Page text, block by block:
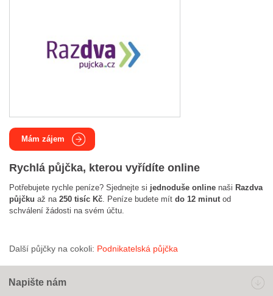
Mám zájem
Rychlá půjčka, kterou vyřídíte online
Potřebujete rychle peníze? Sjednejte si jednoduše online naši Razdva
půjčku až na 250 tisíc Kč. Peníze budete mít do 12 minut od
schválení žádosti na svém účtu.
Další půjčky na cokoli: Podnikatelská půjčka
Napište nám